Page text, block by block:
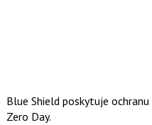
Blue Shield poskytuje
Zero Day.